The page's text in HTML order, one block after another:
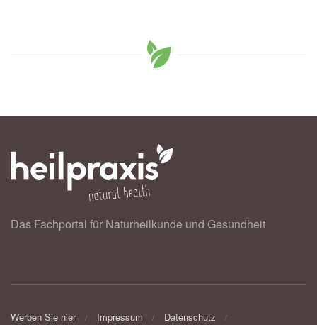
Das Fachportal für Naturheilkunde und Gesundheit
Werben Sie hier Impressum
Datenschutz